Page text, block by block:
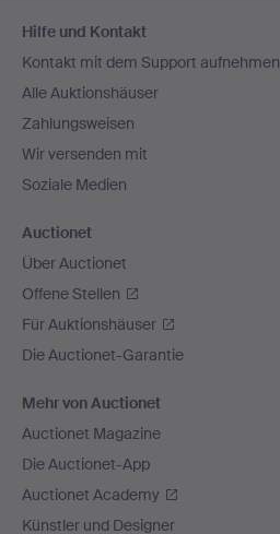
Navigation
Hilfe und Kontakt
Kontakt mit dem Support aufnehmen
Alle Auktionshäuser
Zahlungsweisen
Wir versenden mit
Soziale Medien
Auctionet
Über Auctionet
Offene Stellen
Für Auktionshäuser
Die Auctionet-Garantie
Mehr von Auctionet
Auctionet Magazine
Die Auctionet-App
Auctionet Academy
Künstler und Designer